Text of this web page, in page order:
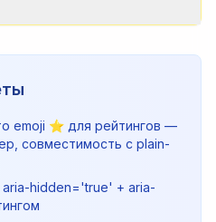
emoji ⭐ для рейтингов —
совместимость с plain-
hidden='true' + aria-